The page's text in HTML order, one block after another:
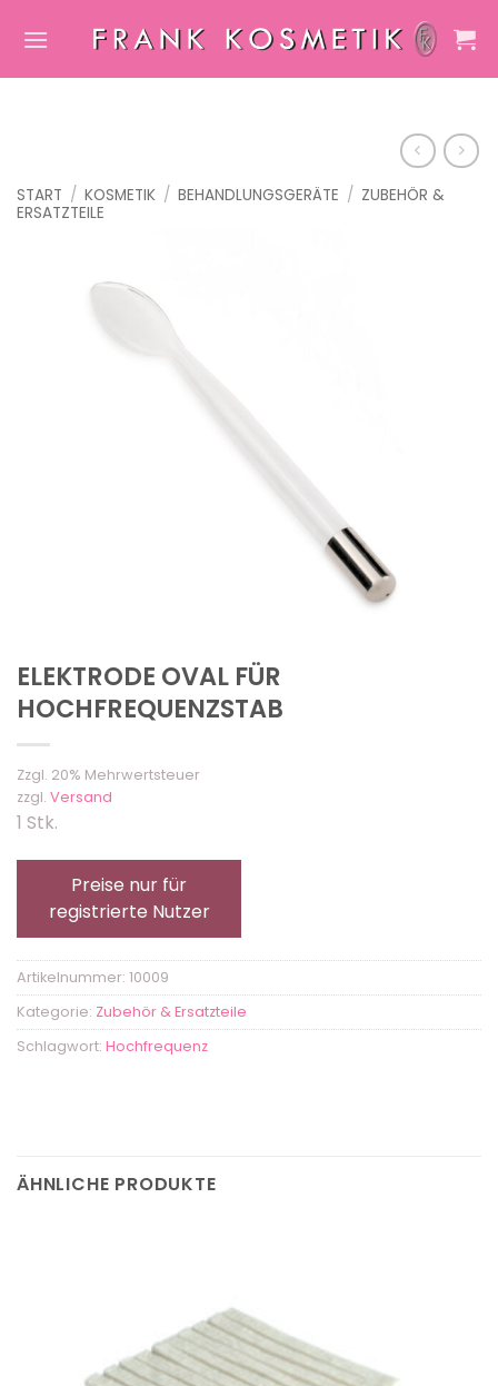
Inhalt
START / KOSMETIK / BEHANDLUNGSGERÄTE / ZUBEHÖR &
ERSATZTEILE
ELEKTRODE OVAL FÜR
HOCHFREQUENZSTAB
Zzgl. 20% Mehrwertsteuer
zzgl. Versand
1 Stk.
Preise nur für
registrierte Nutzer
Artikelnummer: 10009
Kategorie: Zubehör & Ersatzteile
Schlagwort: Hochfrequenz
ÄHNLICHE PRODUKTE